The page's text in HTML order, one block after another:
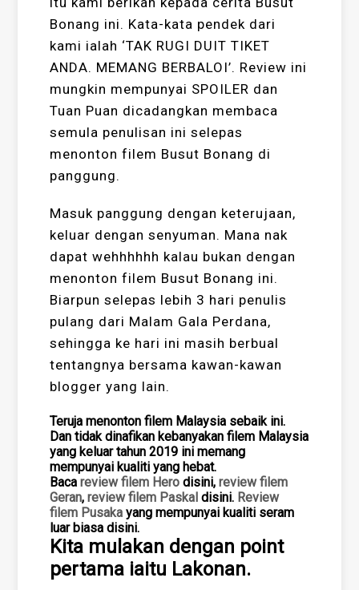
Bonang ini. Kata-kata pendek dari
kami ialah ‘TAK RUGI DUIT TIKET
ANDA. MEMANG BERBALOI’. Review ini
mungkin mempunyai SPOILER dan
Tuan Puan dicadangkan membaca
semula penulisan ini selepas
menonton filem Busut Bonang di
panggung.
Masuk panggung dengan keterujaan,
keluar dengan senyuman. Mana nak
dapat wehhhhhh kalau bukan dengan
menonton filem Busut Bonang ini.
Biarpun selepas lebih 3 hari penulis
pulang dari Malam Gala Perdana,
sehingga ke hari ini masih berbual
tentangnya bersama kawan-kawan
blogger yang lain.
Teruja menonton filem Malaysia sebaik ini.
Dan tidak dinafikan kebanyakan filem Malaysia
yang keluar tahun 2019 ini memang
mempunyai kualiti yang hebat.
Bacareview filem Hero disini,review filem
Geran,review filem Paskaldisini. Review
filem Pusaka yang mempunyai kualiti seram
luar biasa disini.
Kita mulakan dengan point
pertama iaitu Lakonan.